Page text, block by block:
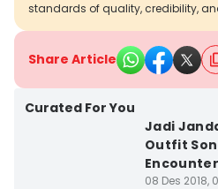
standards of quality, credibility,
Share Article
Curated For You
Jadi
Outfit
Encounter
08 Des 2018,